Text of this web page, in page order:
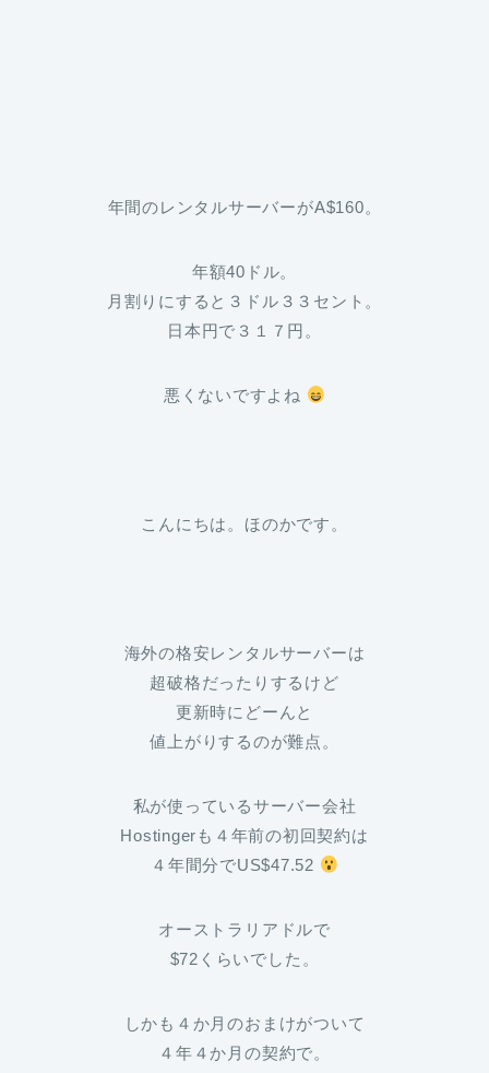
年間のレンタルサーバーがA$160。
年額40ドル。
月割りにすると３ドル３３セント。
日本円で３１７円。
悪くないですよね
こんにちは。ほのかです。
海外の格安レンタルサーバーは
超破格だったりするけど
更新時にどーんと
値上がりするのが難点。
私が使っているサーバー会社
Hostingerも４年前の初回契約は
４年間分でUS$47.52
オーストラリアドルで
$72くらいでした。
しかも４か月のおまけがついて
４年４か月の契約で。